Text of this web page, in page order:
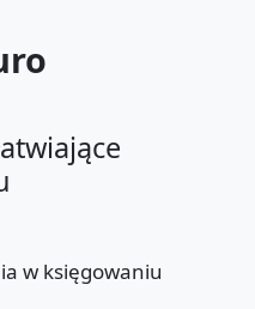
w księgowaniu